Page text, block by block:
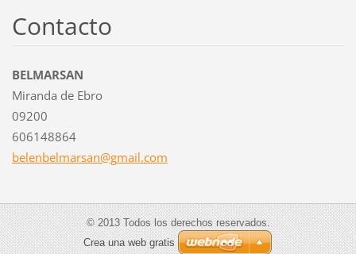
Contacto
BELMARSAN
Miranda de Ebro
09200
606148864
belenbelmarsan@gmail.com
© 2013 Todos los derechos reservados.
Crea una web gratis